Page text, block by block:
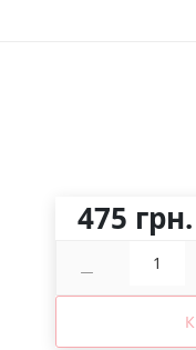
475 грн.